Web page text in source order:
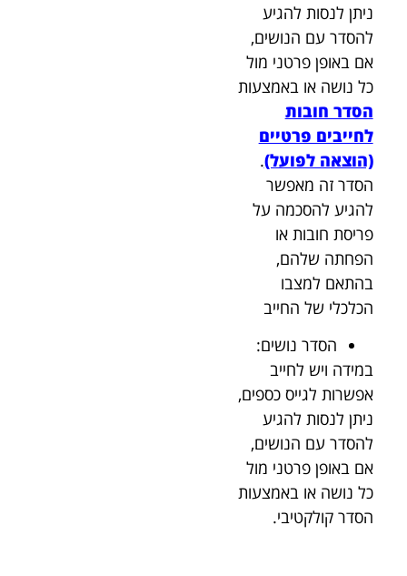
ניתן לנסות להגיע
להסדר עם הנושים,
אם באופן פרטני מול
כל נושה או באמצעות
הסדר חובות
לחייבים פרטיים
(הוצאה לפועל).
הסדר זה מאפשר
להגיע להסכמה על
פריסת חובות או
הפחתה שלהם,
בהתאם למצבו
הכלכלי של החייב
הסדר נושים:
במידה ויש לחייב
אפשרות לגייס כספים,
ניתן לנסות להגיע
להסדר עם הנושים,
אם באופן פרטני מול
כל נושה או באמצעות
הסדר קולקטיבי.